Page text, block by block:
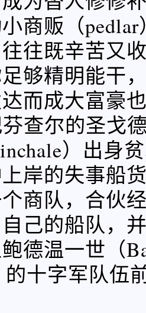
商贩（
往既辛苦又
够精明能干
而成大富豪
查尔的圣戈
）出身
岸的失事船
商队，合伙
己的船队，
德温一世（
的十字军队伍